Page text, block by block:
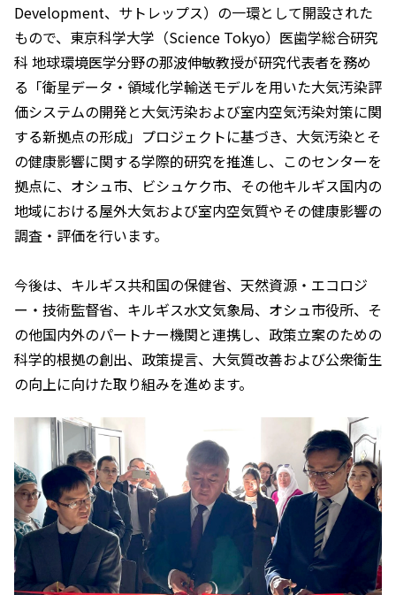
Development、サトレップス）の一環として開設された
もので、東京科学大学（Science Tokyo）医歯学総合研究
科 地球環境医学分野の那波伸敏教授が研究代表者を務め
る「衛星データ・領域化学輸送モデルを用いた大気汚染評
価システムの開発と大気汚染および室内空気汚染対策に関
する新拠点の形成」プロジェクトに基づき、大気汚染とそ
の健康影響に関する学際的研究を推進し、このセンターを
拠点に、オシュ市、ビシュケク市、その他キルギス国内の
地域における屋外大気および室内空気質やその健康影響の
調査・評価を行います。
今後は、キルギス共和国の保健省、天然資源・エコロジ
ー・技術監督省、キルギス水文気象局、オシュ市役所、そ
の他国内外のパートナー機関と連携し、政策立案のための
科学的根拠の創出、政策提言、大気質改善および公衆衛生
の向上に向けた取り組みを進めます。